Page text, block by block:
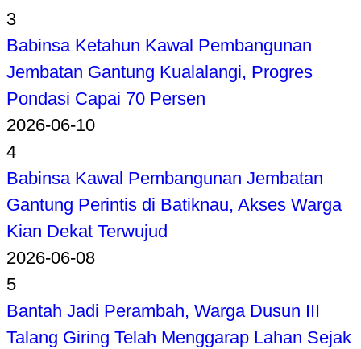
3
Babinsa Ketahun Kawal Pembangunan
Jembatan Gantung Kualalangi, Progres
Pondasi Capai 70 Persen
2026-06-10
4
Babinsa Kawal Pembangunan Jembatan
Gantung Perintis di Batiknau, Akses Warga
Kian Dekat Terwujud
2026-06-08
5
Bantah Jadi Perambah, Warga Dusun III
Talang Giring Telah Menggarap Lahan Sejak